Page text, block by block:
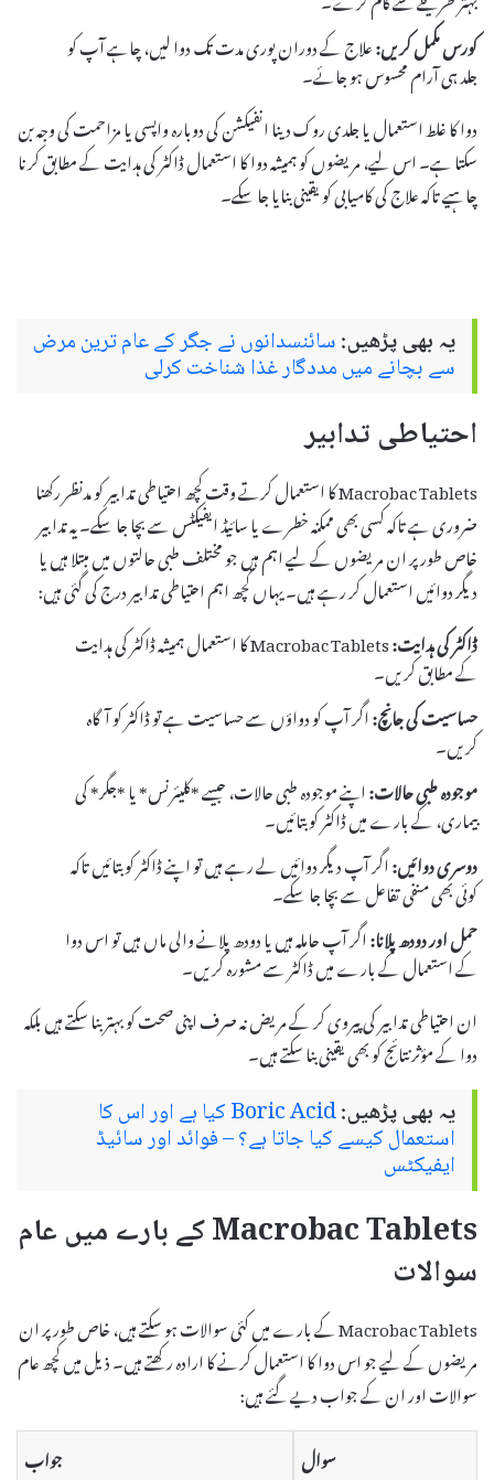
کورس مکمل کریں:علاج کے دوران پوری مدت تک دوا لیں، چاہے آپ کو
جلد ہی آرام محسوس ہو جائے۔
دوا کا غلط استعمال یا جلدی روک دینا انفیکشن کی دوبارہ واپسی یا مزاحمت کی وجہ بن
سکتا ہے۔ اس لیے، مریضوں کو ہمیشہ دوا کا استعمال ڈاکٹر کی ہدایت کے مطابق کرنا
چاہیے تاکہ علاج کی کامیابی کو یقینی بنایا جا سکے۔
یہ بھی پڑھیں:سائنسدانوں نے جگر کے عام ترین مرض
سے بچانے میں مددگار غذا شناخت کرلی
احتیاطی تدابیر
Macrobac Tablets کا استعمال کرتے وقت کچھ احتیاطی تدابیر کو مدنظر رکھنا
ضروری ہے تاکہ کسی بھی ممکنہ خطرے یا سائیڈ ایفیکٹس سے بچا جا سکے۔ یہ تدابیر
خاص طور پر ان مریضوں کے لیے اہم ہیں جو مختلف طبی حالتوں میں مبتلا ہیں یا
دیگر دوائیں استعمال کر رہے ہیں۔ یہاں کچھ اہم احتیاطی تدابیر درج کی گئی ہیں:
ڈاکٹر کی ہدایت:
Macrobac Tablets کا استعمال ہمیشہ ڈاکٹر کی ہدایت
کے مطابق کریں۔
حساسیت کی جانچ:اگر آپ کو دواؤں سے حساسیت ہے تو ڈاکٹر کو آگاہ
کریں۔
موجودہ طبی حالات:اپنے موجودہ طبی حالات، جیسے *کلیئرنس* یا *جگر* کی
بیماری، کے بارے میں ڈاکٹر کو بتائیں۔
دوسری دوائیں:اگر آپ دیگر دوائیں لے رہے ہیں تو اپنے ڈاکٹر کو بتائیں تاکہ
کوئی بھی منفی تفاعل سے بچا جا سکے۔
حمل اور دودھ پلانا:اگر آپ حاملہ ہیں یا دودھ پلانے والی ماں ہیں تو اس دوا
کے استعمال کے بارے میں ڈاکٹر سے مشورہ کریں۔
ان احتیاطی تدابیر کی پیروی کر کے مریض نہ صرف اپنی صحت کو بہتر بنا سکتے ہیں بلکہ
دوا کے مؤثر نتائج کو بھی یقینی بنا سکتے ہیں۔
یہ بھی پڑھیں: Boric Acid کیا ہے اور اس کا
استعمال کیسے کیا جاتا ہے؟ – فوائد اور سائیڈ
ایفیکٹس
Macrobac Tablets کے بارے میں عام
سوالات
Macrobac Tablets کے بارے میں کئی سوالات ہو سکتے ہیں، خاص طور پر ان
مریضوں کے لیے جو اس دوا کا استعمال کرنے کا ارادہ رکھتے ہیں۔ ذیل میں کچھ عام
سوالات اور ان کے جواب دیے گئے ہیں:
سوال
جواب